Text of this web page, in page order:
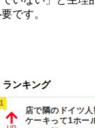
です。